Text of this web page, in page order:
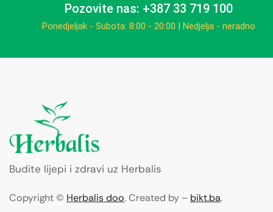
Pozovite nas: +387 33 719 100
Ponedjeljak - Subota: 8:00 - 20:00 | Nedjelja - neradno
Budite lijepi i zdravi uz Herbalis
Copyright © Herbalis doo. Created by – bikt.ba.